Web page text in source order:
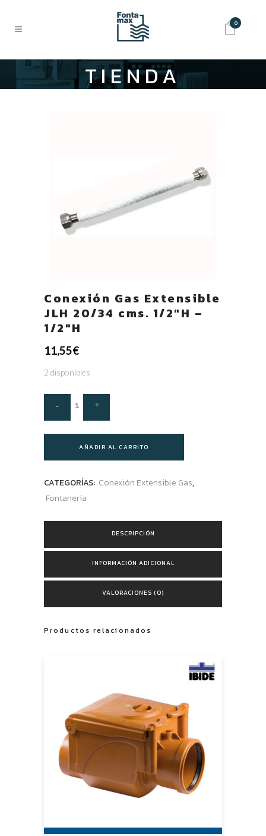
0
TIENDA
Conexión Gas Extensible
JLH 20/34 cms. 1/2″H –
1/2″H
11,55€
2 disponibles
AÑADIR AL CARRITO
CATEGORÍAS: Conexión Extensible Gas,
Fontanería
DESCRIPCIÓN
INFORMACIÓN ADICIONAL
VALORACIONES (0)
Productos relacionados